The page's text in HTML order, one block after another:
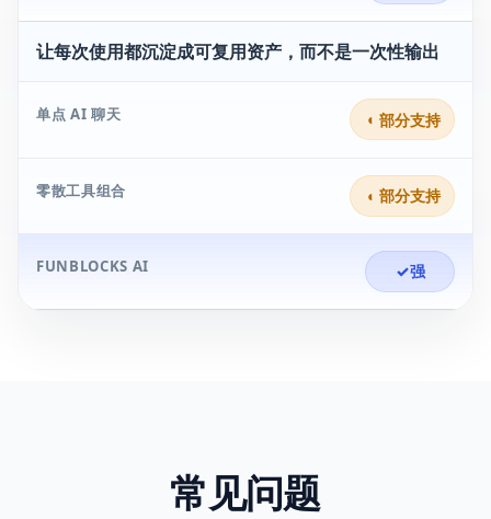
让每次使用都沉淀成可复用资产，而不是一次性输出
单点 AI 聊天 ◐ 部分支持
零散工具组合 ◐ 部分支持
FUNBLOCKS AI ✓强
常见问题